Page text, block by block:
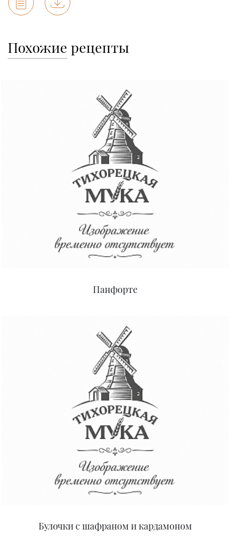
Похожие рецепты
Панфорте
Булочки с шафраном и кардамоном